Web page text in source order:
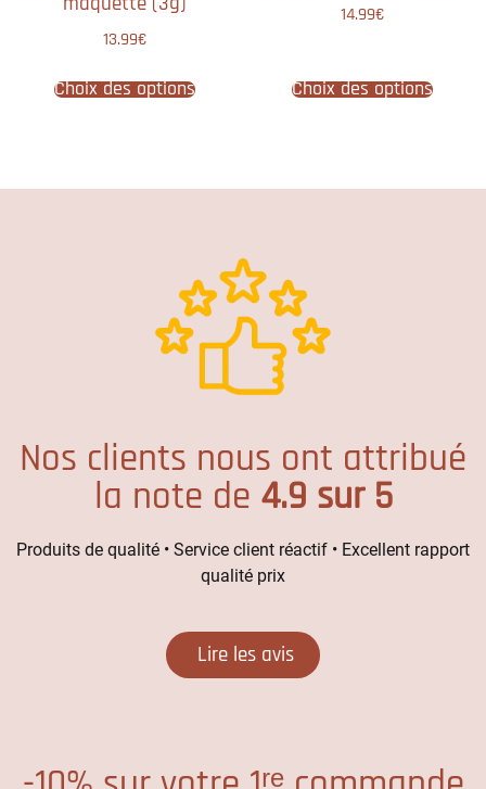
13.99€
Choix des options
14.99€
Choix des options
Nos clients nous ont attribué
la note de 4.9 sur 5
Produits de qualité • Service client réactif • Excellent rapport
qualité prix
Lire les avis